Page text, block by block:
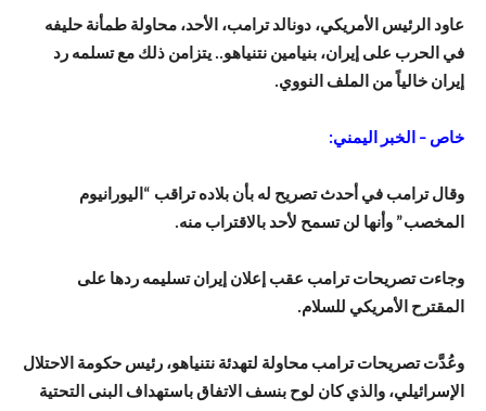
عاود الرئيس الأمريكي، دونالد ترامب، الأحد، محاولة طمأنة حليفه
في الحرب على إيران، بنيامين نتنياهو.. يتزامن ذلك مع تسلمه رد
إيران خالياً من الملف النووي.
خاص – الخبر اليمني:
وقال ترامب في أحدث تصريح له بأن بلاده تراقب “اليورانيوم
المخصب” وأنها لن تسمح لأحد بالاقتراب منه.
وجاءت تصريحات ترامب عقب إعلان إيران تسليمه ردها على
المقترح الأمريكي للسلام.
وعُدَّت تصريحات ترامب محاولة لتهدئة نتنياهو، رئيس حكومة الاحتلال
الإسرائيلي، والذي كان لوح بنسف الاتفاق باستهداف البنى التحتية